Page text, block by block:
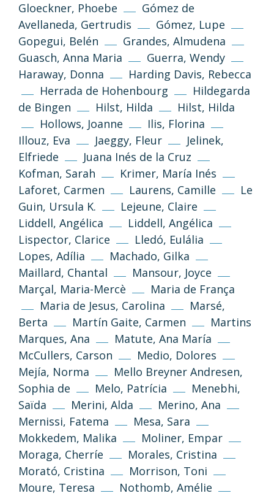
Gloeckner, Phoebe
Gómez de
Avellaneda, Gertrudis
Gómez, Lupe
Gopegui, Belén
Grandes, Almudena
Guasch, Anna Maria
Guerra, Wendy
Haraway, Donna
Harding Davis, Rebecca
Herrada de Hohenbourg
Hildegarda
de Bingen
Hilst, Hilda
Hilst, Hilda
Hollows, Joanne
Ilis, Florina
Illouz, Eva
Jaeggy, Fleur
Jelinek,
Elfriede
Juana Inés de la Cruz
Kofman, Sarah
Krimer, María Inés
Laforet, Carmen
Laurens, Camille
Le
Guin, Ursula K.
Lejeune, Claire
Liddell, Angélica
Liddell, Angélica
Lispector, Clarice
Lledó, Eulália
Lopes, Adília
Machado, Gilka
Maillard, Chantal
Mansour, Joyce
Marçal, Maria-Mercè
Maria de França
Maria de Jesus, Carolina
Marsé,
Berta
Martín Gaite, Carmen
Martins
Marques, Ana
Matute, Ana María
McCullers, Carson
Medio, Dolores
Mejía, Norma
Mello Breyner Andresen,
Sophia de
Melo, Patrícia
Menebhi,
Saïda
Merini, Alda
Merino, Ana
Mernissi, Fatema
Mesa, Sara
Mokkedem, Malika
Moliner, Empar
Moraga, Cherríe
Morales, Cristina
Morató, Cristina
Morrison, Toni
Moure, Teresa
Nothomb, Amélie
(CC-BY-NC-SA 3.0)
Volver arriba
Si no se indica lo contrario, los textos,
imágenes y diseño de esta web se publican
bajo licencia Creative Common 3.0 de
Reconocimiento-NoComercial-
CompartirIgual
Información y normas
Política de privacidad Aviso legal
Política de cookies